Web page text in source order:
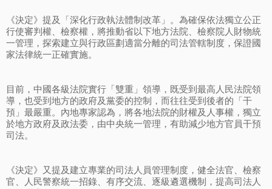
《決定》提及「深化行政執法體制改革」。為確保依法獨立公正
行使審判權、檢察權，將推動省以下地方法院、檢察院人財物統
一管理，探索建立與行政區劃適當分離的司法管轄制度，保證國
家法律統一正確實施。
目前，中國各級法院實行「雙重」領導，既受到最高人民法院領
導，也受到地方的政府及黨委的控制，而往往受到後者的「干
預」最嚴重。內地專家認為，將各地法院的財權及人事權，獨立
於地方政府及政法委，由中央統一管理，有助減少地方官員干預
司法。
《決定》又提及建立專業的司法人員管理制度，健全法官、檢察
官、人民警察統一招錄、有序交流、逐級遴選機制，提高司法人